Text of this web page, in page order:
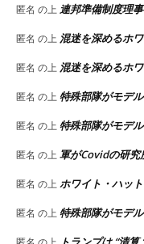
匿名 の上 連邦準備制度理
匿名 の上 混迷を深めるホ
匿名 の上 混迷を深めるホ
匿名 の上 特殊部隊がモデ
匿名 の上 特殊部隊がモデ
匿名 の上 軍がCovidの研究
匿名 の上 ホワイト・ハッ
匿名 の上 特殊部隊がモデ